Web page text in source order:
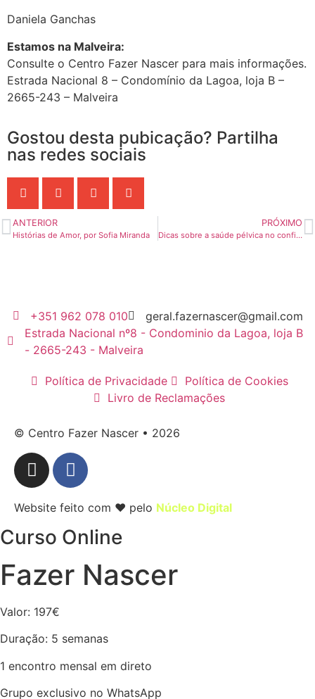
Daniela Ganchas
Estamos na Malveira:
Consulte o Centro Fazer Nascer para mais informações.
Estrada Nacional 8 – Condomínio da Lagoa, loja B –
2665-243 – Malveira
Gostou desta pubicação? Partilha
nas redes sociais
ANTERIOR
Histórias de Amor, por Sofia Miranda
PRÓXIMO
Dicas sobre a saúde pélvica no confinamento e teletrabalho
+351 962 078 010
geral.fazernascer@gmail.com
Estrada Nacional nº8 - Condominio da Lagoa, loja B
- 2665-243 - Malveira
Política de Privacidade
Política de Cookies
Livro de Reclamações
© Centro Fazer Nascer • 2026
Website feito com ❤ pelo Núcleo Digital
Curso Online
Fazer Nascer
Valor: 197€
Duração: 5 semanas
1 encontro mensal em direto
Grupo exclusivo no WhatsApp